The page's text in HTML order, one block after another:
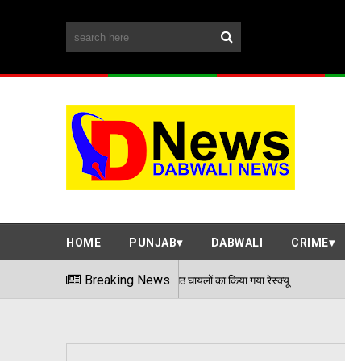
HOME PUNJAB DABWALI CRIME
Breaking News
मॉक एक्सरसाइज, आठ घायलों का किया गया रेस्क्यू 06/08/2026